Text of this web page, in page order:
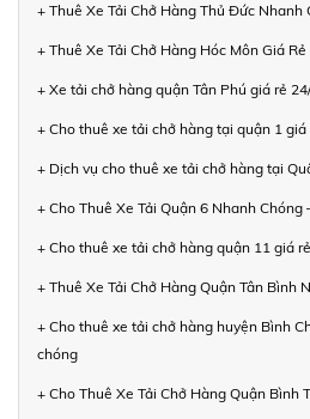
+ Thuê Xe Tải Chở Hàng Thủ Đức Nhanh
+ Thuê Xe Tải Chở Hàng Hóc Môn Giá
+ Xe tải chở hàng quận Tân Phú giá rẻ
+ Cho thuê xe tải chở hàng tại quận 1
+ Dịch vụ cho thuê xe tải chở hàng tại
+ Cho Thuê Xe Tải Quận 6 Nhanh Chóng
+ Cho thuê xe tải chở hàng quận 11 giá
+ Thuê Xe Tải Chở Hàng Quận Tân Bình
+ Cho thuê xe tải chở hàng huyện Bình
chóng
+ Cho Thuê Xe Tải Chở Hàng Quận Bình